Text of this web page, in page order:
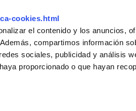
cookies.html
el contenido y los anuncios,
compartimos información
sociales, publicidad y análisis
proporcionado o que hayan
en:
Oficina Madrid Carabanchel-Oporto
Calle Alejandro Morán 14 Local
28025 Madrid - España